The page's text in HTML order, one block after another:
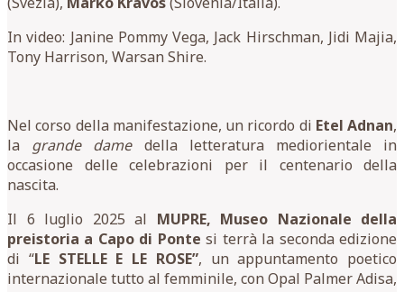
In video: Janine Pommy Vega, Jack Hirschman, Jidi Majia,
Tony Harrison, Warsan Shire.
Nel corso della manifestazione, un ricordo di Etel Adnan,
la grande damedella letteratura mediorientale in
occasione delle celebrazioni per il centenario della
nascita.
Il 6 luglio 2025 al MUPRE, Museo Nazionale della
preistoria a Capo di Ponte si terrà la seconda edizione
di “LE STELLE E LE ROSE”, un appuntamento poetico
internazionale tutto al femminile, con Opal Palmer Adisa,